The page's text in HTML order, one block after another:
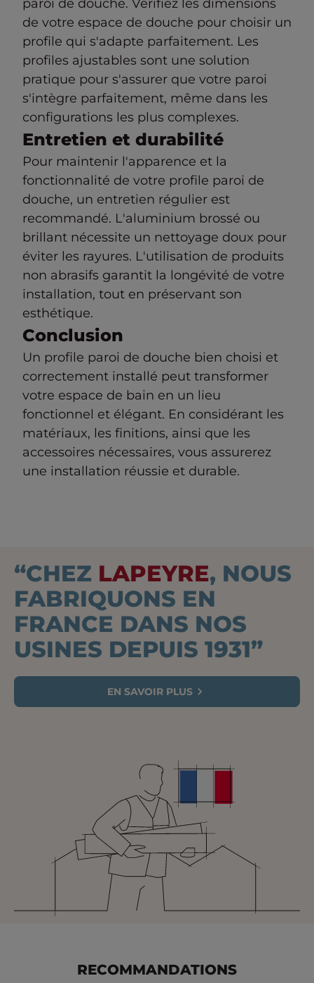
paroi de douche. Vérifiez les dimensions
de votre espace de douche pour choisir un
profile qui s'adapte parfaitement. Les
profiles ajustables sont une solution
pratique pour s'assurer que votre paroi
s'intègre parfaitement, même dans les
configurations les plus complexes.
Entretien et durabilité
Pour maintenir l'apparence et la
fonctionnalité de votre profile paroi de
douche, un entretien régulier est
recommandé. L'aluminium brossé ou
brillant nécessite un nettoyage doux pour
éviter les rayures. L'utilisation de produits
non abrasifs garantit la longévité de votre
installation, tout en préservant son
esthétique.
Conclusion
Un profile paroi de douche bien choisi et
correctement installé peut transformer
votre espace de bain en un lieu
fonctionnel et élégant. En considérant les
matériaux, les finitions, ainsi que les
accessoires nécessaires, vous assurerez
une installation réussie et durable.
“CHEZ LAPEYRE, NOUS
FABRIQUONS EN
FRANCE DANS NOS
USINES DEPUIS 1931”
EN SAVOIR PLUS
RECOMMANDATIONS